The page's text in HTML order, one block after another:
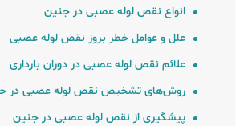
انواع نقص لوله عصبی در جنین
علل و عوامل خطر بروز نقص لوله عصبی
علائم نقص لوله عصبی در دوران بارداری
روش‌های تشخیص نقص لوله عصبی در
پیشگیری از نقص لوله عصبی در جنین